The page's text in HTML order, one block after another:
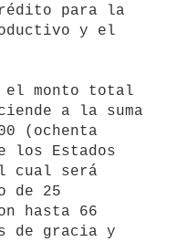
para la
y el
a la suma
(ochenta
los Estados
cual será
de 25
hasta 66
de gracia y